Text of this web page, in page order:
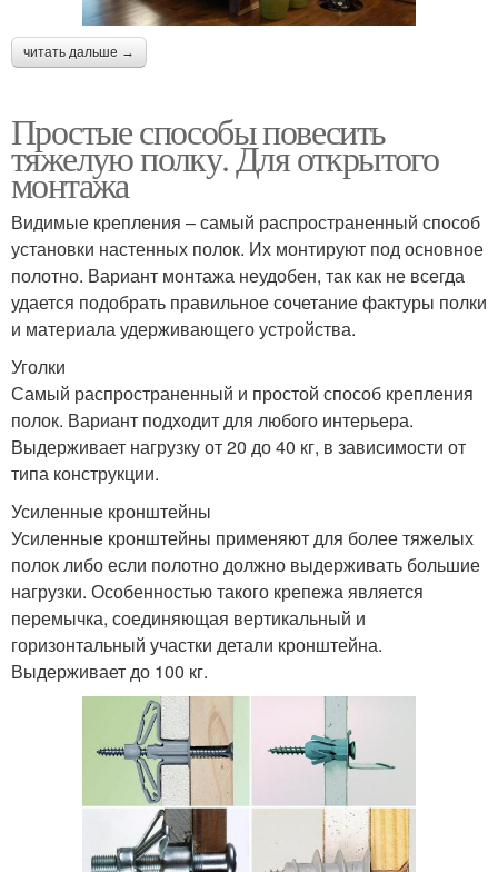
читать дальше →
Простые способы повесить
тяжелую полку. Для открытого
монтажа
Видимые крепления – самый распространенный способ
установки настенных полок. Их монтируют под основное
полотно. Вариант монтажа неудобен, так как не всегда
удается подобрать правильное сочетание фактуры полки
и материала удерживающего устройства.
Уголки
Самый распространенный и простой способ крепления
полок. Вариант подходит для любого интерьера.
Выдерживает нагрузку от 20 до 40 кг, в зависимости от
типа конструкции.
Усиленные кронштейны
Усиленные кронштейны применяют для более тяжелых
полок либо если полотно должно выдерживать большие
нагрузки. Особенностью такого крепежа является
перемычка, соединяющая вертикальный и
горизонтальный участки детали кронштейна.
Выдерживает до 100 кг.